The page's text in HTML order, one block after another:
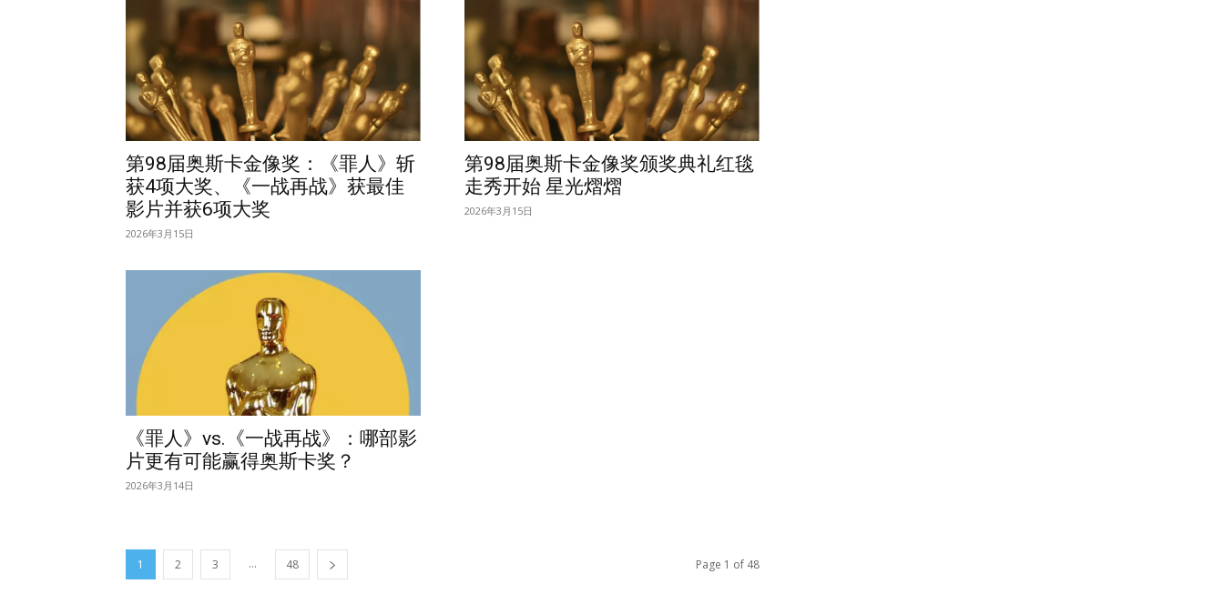
第98届奥斯卡金像奖：《罪人》斩
获4项大奖、《一战再战》获最佳
影片并获6项大奖
2026年3月15日
第98届奥斯卡金像奖颁奖典礼红毯
走秀开始 星光熠熠
2026年3月15日
《罪人》vs.《一战再战》：哪部影
片更有可能赢得奥斯卡奖？
2026年3月14日
1 2 3 ... 48 Page 1 of 48